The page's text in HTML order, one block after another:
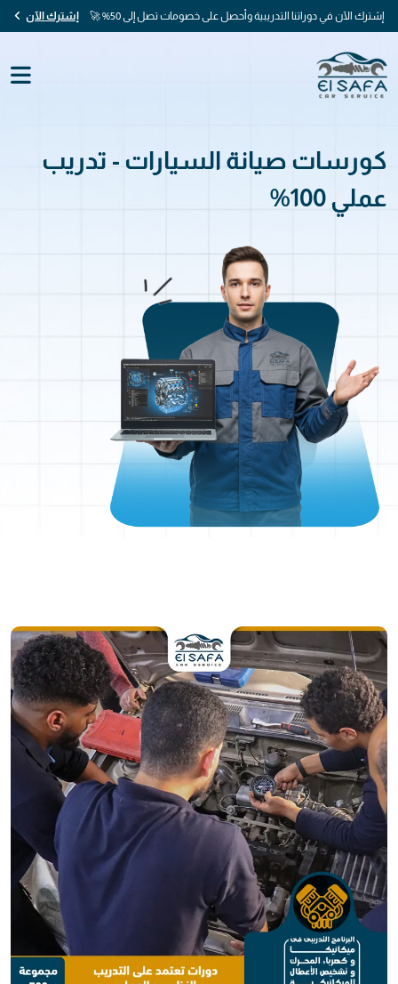
إشترك الآن في دوراتنا التدريبية وأحصل على خصومات تصل إلى 50% 🚀 إشترك الآن
كورسات صيانة السيارات - تدريب
عملي 100%